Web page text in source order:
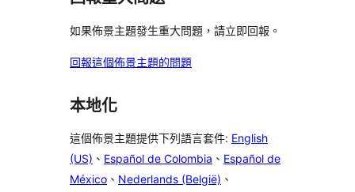
如果佈景主題發生重大問題，請立即回報。
回報這個佈景主題的問題
本地化
這個佈景主題提供下列語言套件: English
(US) 、 Español de Colombia 、 Español de
México 、 Nederlands (België) 、